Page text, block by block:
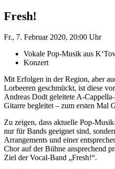
Fresh!
Fr., 7. Februar 2020, 20:00 Uhr
Vokale Pop-Musik aus
Konzert
Mit Erfolgen in der Region, aber
Lorbeeren geschmückt, ist diese
Andreas Dodt geleitete A-
Gitarre begleitet – zum ersten Mal
Zu zeigen, dass aktuelle Pop-
nur für Bands geeignet sind,
Arrangements und einer
Chor auf der Bühne ansprechend
Ziel der Vocal-Band „Fresh!“.